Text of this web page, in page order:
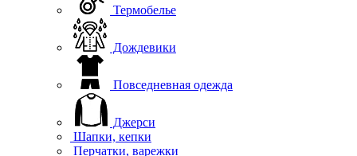
Термобелье
Дождевики
Повседневная одежда
Джерси
Шапки, кепки
Перчатки, варежки